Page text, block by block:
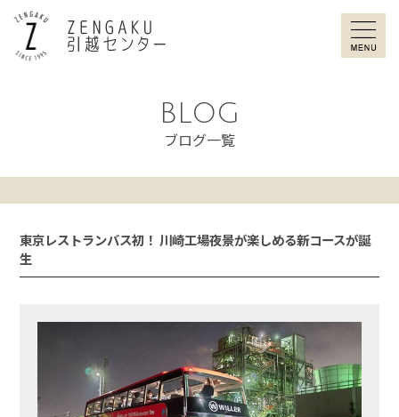
ZENGAKU引
BLOG
ブログ一覧
東京レストランバス初！ 川崎工場夜景が楽しめる新コースが誕
生